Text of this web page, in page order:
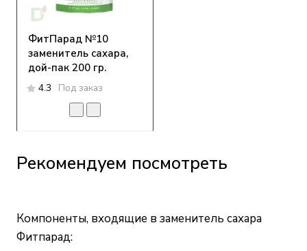
ФитПарад №10
заменитель сахара,
дой-пак 200 гр.
4.3 Под заказ
Рекомендуем посмотреть
Компоненты, входящие в заменитель сахара
Фитпарад: